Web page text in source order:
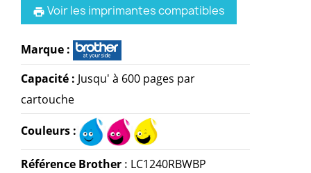
print Voir les imprimantes compatibles
Marque :
Capacité : Jusqu' à 600 pages par
cartouche
Couleurs :
Référence Brother : LC1240RBWBP